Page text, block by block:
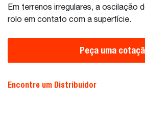
Em terrenos irregulares, a oscilação
rolo em contato com a superfície.
Peça uma
Encontre um Distribuidor